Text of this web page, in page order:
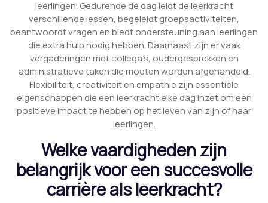
leerlingen. Gedurende de dag leidt de leerkracht
verschillende lessen, begeleidt groepsactiviteiten,
beantwoordt vragen en biedt ondersteuning aan leerlingen
die extra hulp nodig hebben. Daarnaast zijn er vaak
vergaderingen met collega’s, oudergesprekken en
administratieve taken die moeten worden afgehandeld.
Flexibiliteit, creativiteit en empathie zijn essentiële
eigenschappen die een leerkracht elke dag inzet om een
positieve impact te hebben op het leven van zijn of haar
leerlingen.
Welke vaardigheden zijn
belangrijk voor een succesvolle
carrière als leerkracht?